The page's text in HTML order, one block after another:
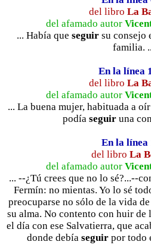
del libro La
del afamado autor
... Había que seguirsu consejo
familia.
En la línea
del libro La
del afamado autor
... La buena mujer, habituada a
podía seguiruna
En la línea
del libro La
del afamado autor
... --¿Tú crees que no lo sé?...--
Fermín: no mientas. Yo lo sé
preocuparse no sólo de la vida
su alma. No contento con huir de
el día con ese Salvatierra, que
donde debía seguir por todo